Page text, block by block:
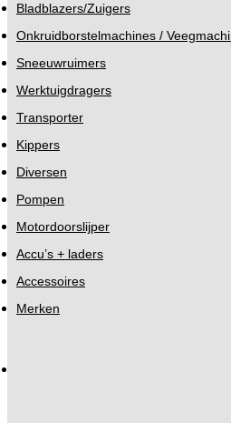
Bladblazers/Zuigers
Onkruidborstelmachines /
Sneeuwruimers
Werktuigdragers
Transporter
Kippers
Diversen
Pompen
Motordoorslijper
Accu’s + laders
Accessoires
Merken